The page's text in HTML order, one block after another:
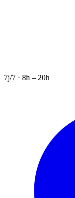
7j/7 · 8h – 20h